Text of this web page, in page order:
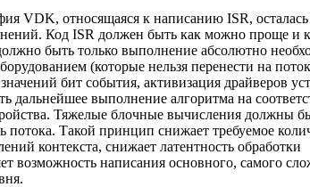
VDK, относящаяся к написанию ISR, осталась
Код ISR должен быть как можно проще и
быть только выполнение абсолютно
(которые нельзя перенести на
бит события, активизация драйверов
дальнейшее выполнение алгоритма на
Тяжелые блочные вычисления должны
потока. Такой принцип снижает требуемое
контекста, снижает латентность обработки
возможность написания основного, самого